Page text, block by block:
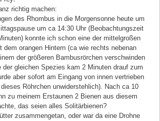
richtig machen:
des Rhombus in die Morgensonne heute um
um ca 14:30 Uhr (Beobachtungszeit
konnte ich schon eine der mittelgroßen
dem orangen Hintern (ca wie rechts nebenan
der größeren Bambusrörchen verschwinden
der gleichen Spezies kam 2 Minuten drauf zum
aber sofort am Eingang von innen vertrieben
Röhrchen unwiderstehlich). Nach ca 10
zu meinem Erstaunen 2 Bienen aus diesem
das seien alles Solitärbienen?
zusammengetan, oder war da eine Drohne